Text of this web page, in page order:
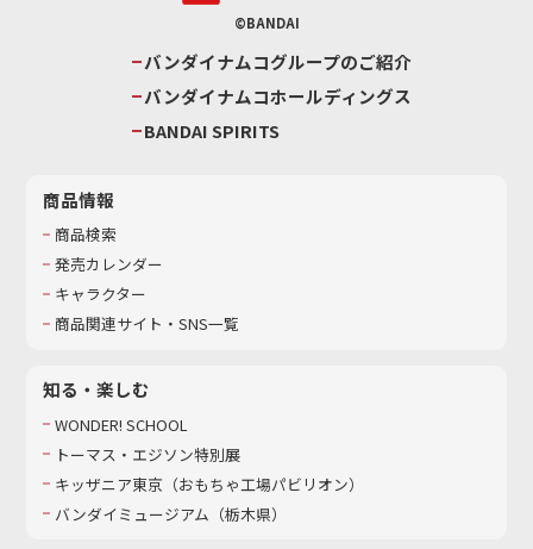
©BANDAI
バンダイナムコグループのご紹介
バンダイナムコホールディングス
BANDAI SPIRITS
商品情報
商品検索
発売カレンダー
キャラクター
商品関連サイト・SNS一覧
知る・楽しむ
WONDER! SCHOOL
トーマス・エジソン特別展
キッザニア東京（おもちゃ工場パビリオン）​
バンダイミュージアム（栃木県）